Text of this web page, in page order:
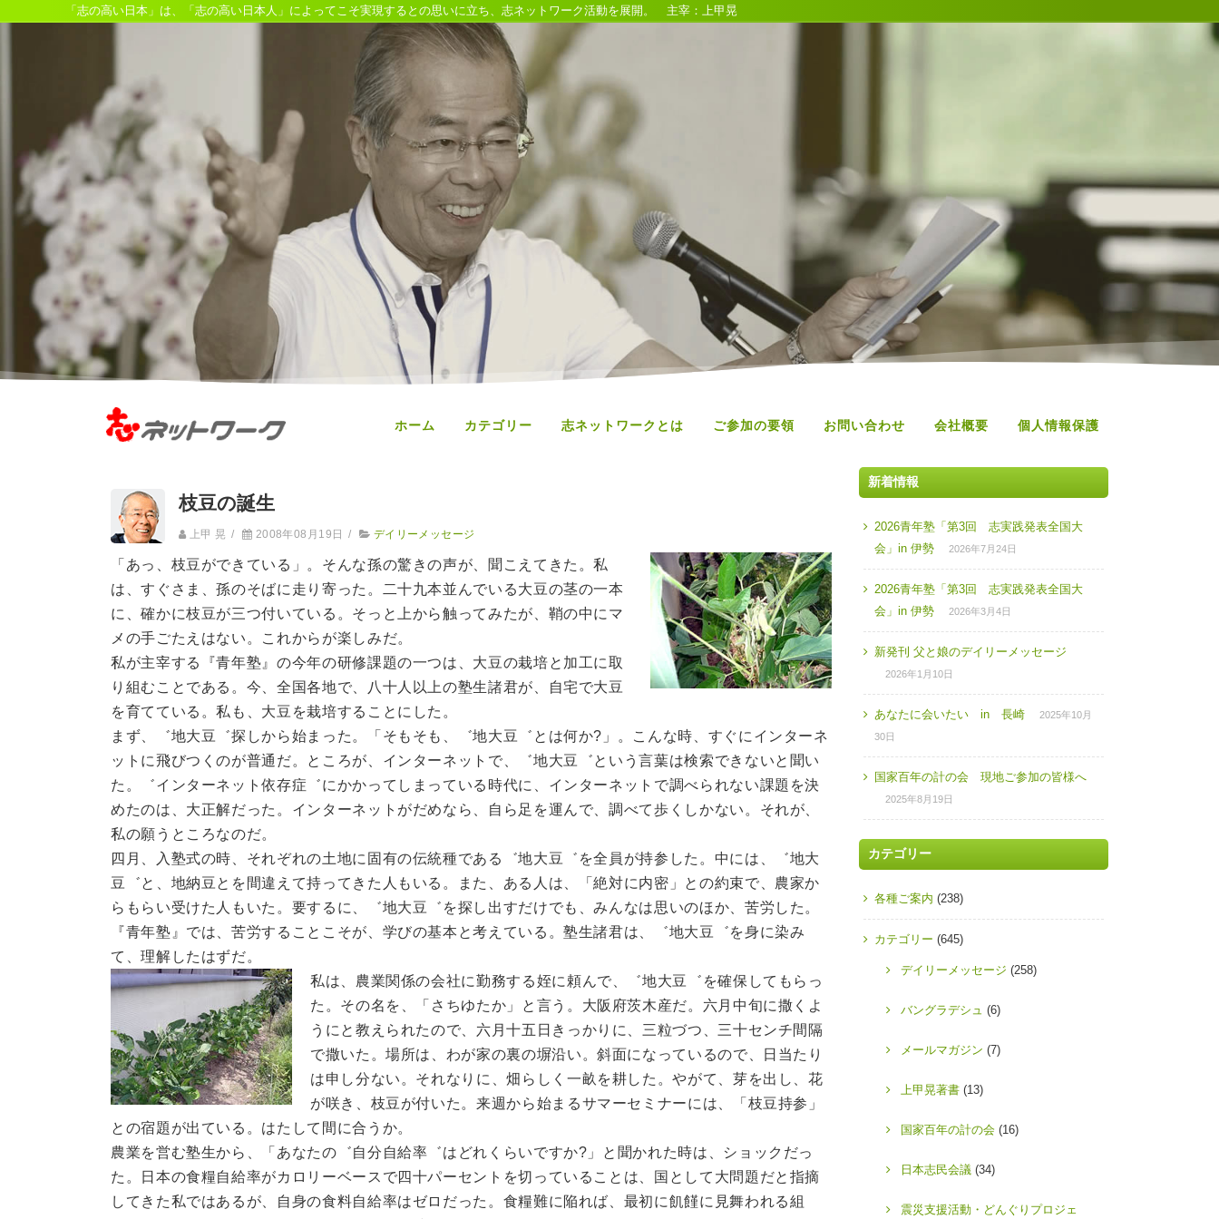
「志の高い日本」は、「志の高い日本人」によってこそ実現するとの思いに立ち、志ネットワーク活動を展開。 主宰：上甲晃
ホーム カテゴリー 志ネットワークとは ご参加の要領 お問い合わせ 会社概要 個人情報保護
枝豆の誕生
上甲 晃 / 2008年08月19日 / デイリーメッセージ
「あっ、枝豆ができている」。そんな孫の驚きの声が、聞こえてきた。私
は、すぐさま、孫のそばに走り寄った。二十九本並んでいる大豆の茎の一本
に、確かに枝豆が三つ付いている。そっと上から触ってみたが、鞘の中にマ
メの手ごたえはない。これからが楽しみだ。
私が主宰する『青年塾』の今年の研修課題の一つは、大豆の栽培と加工に取
り組むことである。今、全国各地で、八十人以上の塾生諸君が、自宅で大豆
を育てている。私も、大豆を栽培することにした。
まず、゛地大豆゛探しから始まった。「そもそも、゛地大豆゛とは何か?」。こんな時、すぐにインターネ
ットに飛びつくのが普通だ。ところが、インターネットで、゛地大豆゛という言葉は検索できないと聞い
た。゛インターネット依存症゛にかかってしまっている時代に、インターネットで調べられない課題を決
めたのは、大正解だった。インターネットがだめなら、自ら足を運んで、調べて歩くしかない。それが、
私の願うところなのだ。
四月、入塾式の時、それぞれの土地に固有の伝統種である゛地大豆゛を全員が持参した。中には、゛地大
豆゛と、地納豆とを間違えて持ってきた人もいる。また、ある人は、「絶対に内密」との約束で、農家か
らもらい受けた人もいた。要するに、゛地大豆゛を探し出すだけでも、みんなは思いのほか、苦労した。
『青年塾』では、苦労することこそが、学びの基本と考えている。塾生諸君は、゛地大豆゛を身に染み
て、理解したはずだ。
私は、農業関係の会社に勤務する姪に頼んで、゛地大豆゛を確保してもらっ
た。その名を、「さちゆたか」と言う。大阪府茨木産だ。六月中旬に撒くよ
うにと教えられたので、六月十五日きっかりに、三粒づつ、三十センチ間隔
で撒いた。場所は、わが家の裏の塀沿い。斜面になっているので、日当たり
は申し分ない。それなりに、畑らしく一畝を耕した。やがて、芽を出し、花
が咲き、枝豆が付いた。来週から始まるサマーセミナーには、「枝豆持参」
との宿題が出ている。はたして間に合うか。
農業を営む塾生から、「あなたの゛自分自給率゛はどれくらいですか?」と聞かれた時は、ショックだっ
た。日本の食糧自給率がカロリーベースで四十パーセントを切っていることは、国として大問題だと指摘
してきた私ではあるが、自身の食料自給率はゼロだった。食糧難に陥れば、最初に飢饉に見舞われる組
新着情報
2026青年塾「第3回 志実践発表全国大
会」in 伊勢
2026年7月24日
2026青年塾「第3回 志実践発表全国大
会」in 伊勢
2026年3月4日
新発刊 父と娘のデイリーメッセージ
2026年1月10日
あなたに会いたい in 長崎
2025年10月
30日
国家百年の計の会 現地ご参加の皆様へ
2025年8月19日
カテゴリー
各種ご案内 (238)
カテゴリー (645)
デイリーメッセージ (258)
バングラデシュ (6)
メールマガジン (7)
上甲晃著書 (13)
国家百年の計の会 (16)
日本志民会議 (34)
震災支援活動・どんぐりプロジェ